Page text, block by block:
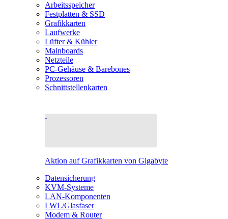
Arbeitsspeicher
Festplatten & SSD
Grafikkarten
Laufwerke
Lüfter & Kühler
Mainboards
Netzteile
PC-Gehäuse & Barebones
Prozessoren
Schnittstellenkarten
Aktion auf Grafikkarten von Gigabyte
Datensicherung
KVM-Systeme
LAN-Komponenten
LWL/Glasfaser
Modem & Router